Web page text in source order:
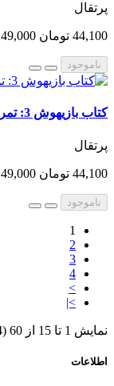
پرتقال
44,100 تومان 49,000 تومان
ناموجود
کتاب بازیهوش 3: تمرین‌های حسابی برای نرمش مغز
پرتقال
44,100 تومان 49,000 تومان
ناموجود
1
2
3
4
>
>|
نمایش 1 تا 15 از 60 (4 صفحه)
اطلاعات